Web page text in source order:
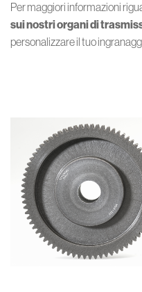
Per maggiori informazioni
sui nostri organi di
personalizzare il tuo